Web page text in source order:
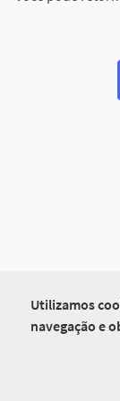
Utilizamos
navegação e